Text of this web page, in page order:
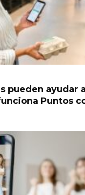
pueden ayudar
Puntos